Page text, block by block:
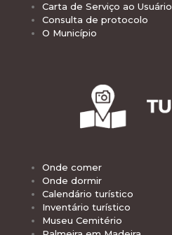
Carta de Serviço ao Usuário
Consulta de protocolo
O Município
Onde comer
Onde dormir
Calendário turístico
Inventário turístico
Museu Cemitério